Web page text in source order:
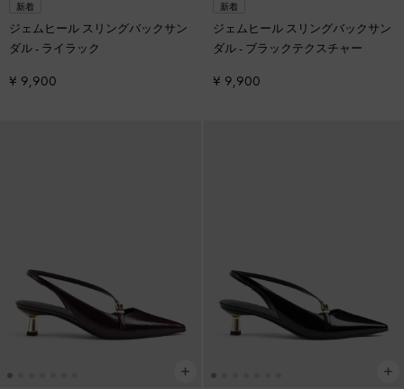
新着
ジェムヒール スリングバックサン
ダル- ライラック
¥ 9,900
新着
ジェムヒール スリングバックサン
ダル- ブラックテクスチャー
¥ 9,900